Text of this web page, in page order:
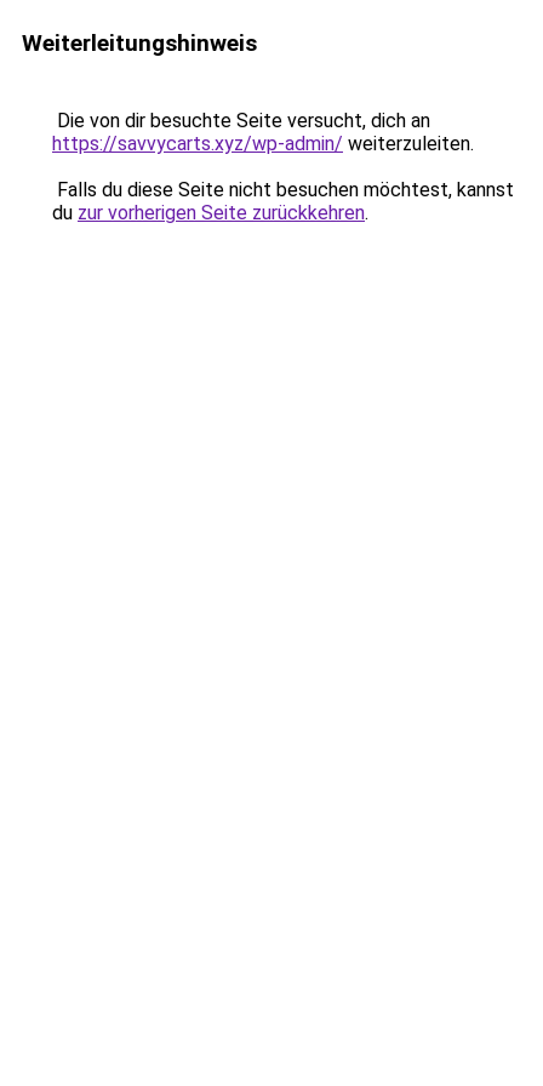
Weiterleitungshinweis
Die von dir besuchte Seite versucht, dich an
https://savvycarts.xyz/wp-admin/ weiterzuleiten.
Falls du diese Seite nicht besuchen möchtest, kannst
du zur vorherigen Seite zurückkehren.